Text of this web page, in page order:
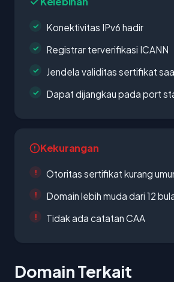
Konektivitas IPv6 hadir
Registrar terverifikasi ICANN
Jendela validitas sertifikat
Dapat dijangkau pada port
Kekurangan
Otoritas sertifikat kurang
Domain lebih muda dari 12
Tidak ada catatan CAA
Domain Terkait